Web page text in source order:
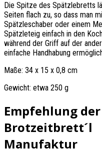
Die Spitze des Spätzlebretts
Seiten flach zu, so dass man
Spätzleschaber oder einem
Spätzleteig einfach in den
während der Griff auf der
einfache Handhabung
Maße: 34 x 15 x 0,8 cm
Gewicht: etwa 250 g
Empfehlung der
Brotzeitbrett´l
Manufaktur